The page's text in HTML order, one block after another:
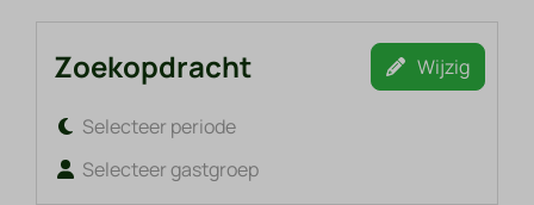
Zoekopdracht Wijzig
Selecteer periode
Selecteer gastgroep